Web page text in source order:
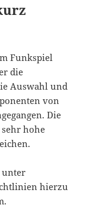
Funkspiel
die
Auswahl und
von
Die
hohe
unter
hierzu